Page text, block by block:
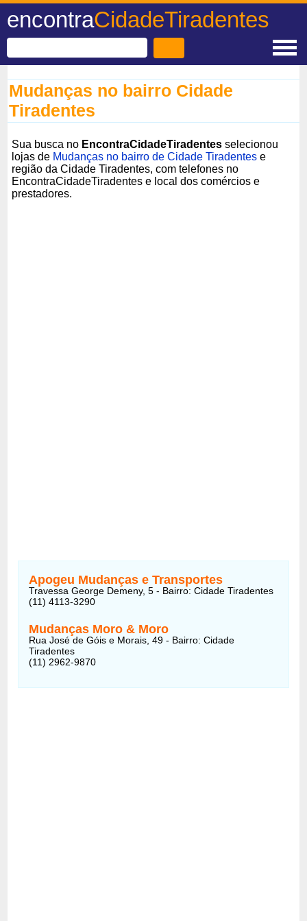
encontraCidadeTiradentes
Mudanças no bairro Cidade
Tiradentes
Sua busca no EncontraCidadeTiradentes selecionou
lojas de Mudanças no bairro de Cidade Tiradentes e
região da Cidade Tiradentes, com telefones no
EncontraCidadeTiradentes e local dos comércios e
prestadores.
Apogeu Mudanças e Transportes
Travessa George Demeny, 5 - Bairro: Cidade Tiradentes
(11) 4113-3290
Mudanças Moro & Moro
Rua José de Góis e Morais, 49 - Bairro: Cidade
Tiradentes
(11) 2962-9870